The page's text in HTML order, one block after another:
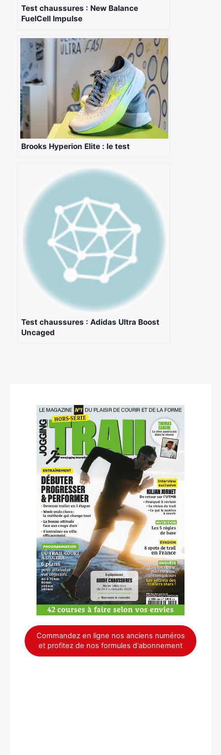
Test chaussures : New Balance
FuelCell Impulse
Brooks Hyperion Elite : le test
Test chaussures : Adidas Ultra Boost
Uncaged
Commandez en ligne nos anciens numéros
et profitez de nos formules d'abonnement
Rechercher